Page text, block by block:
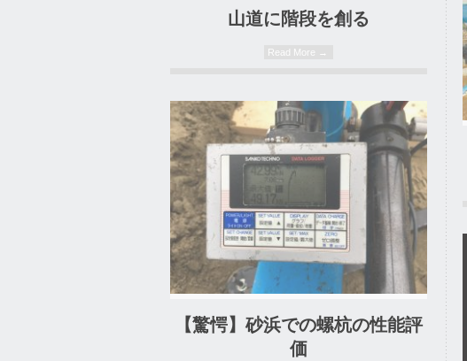
山道に階段を創る
Read More →
0 Comment
【驚愕】砂浜での螺杭の性能評
価